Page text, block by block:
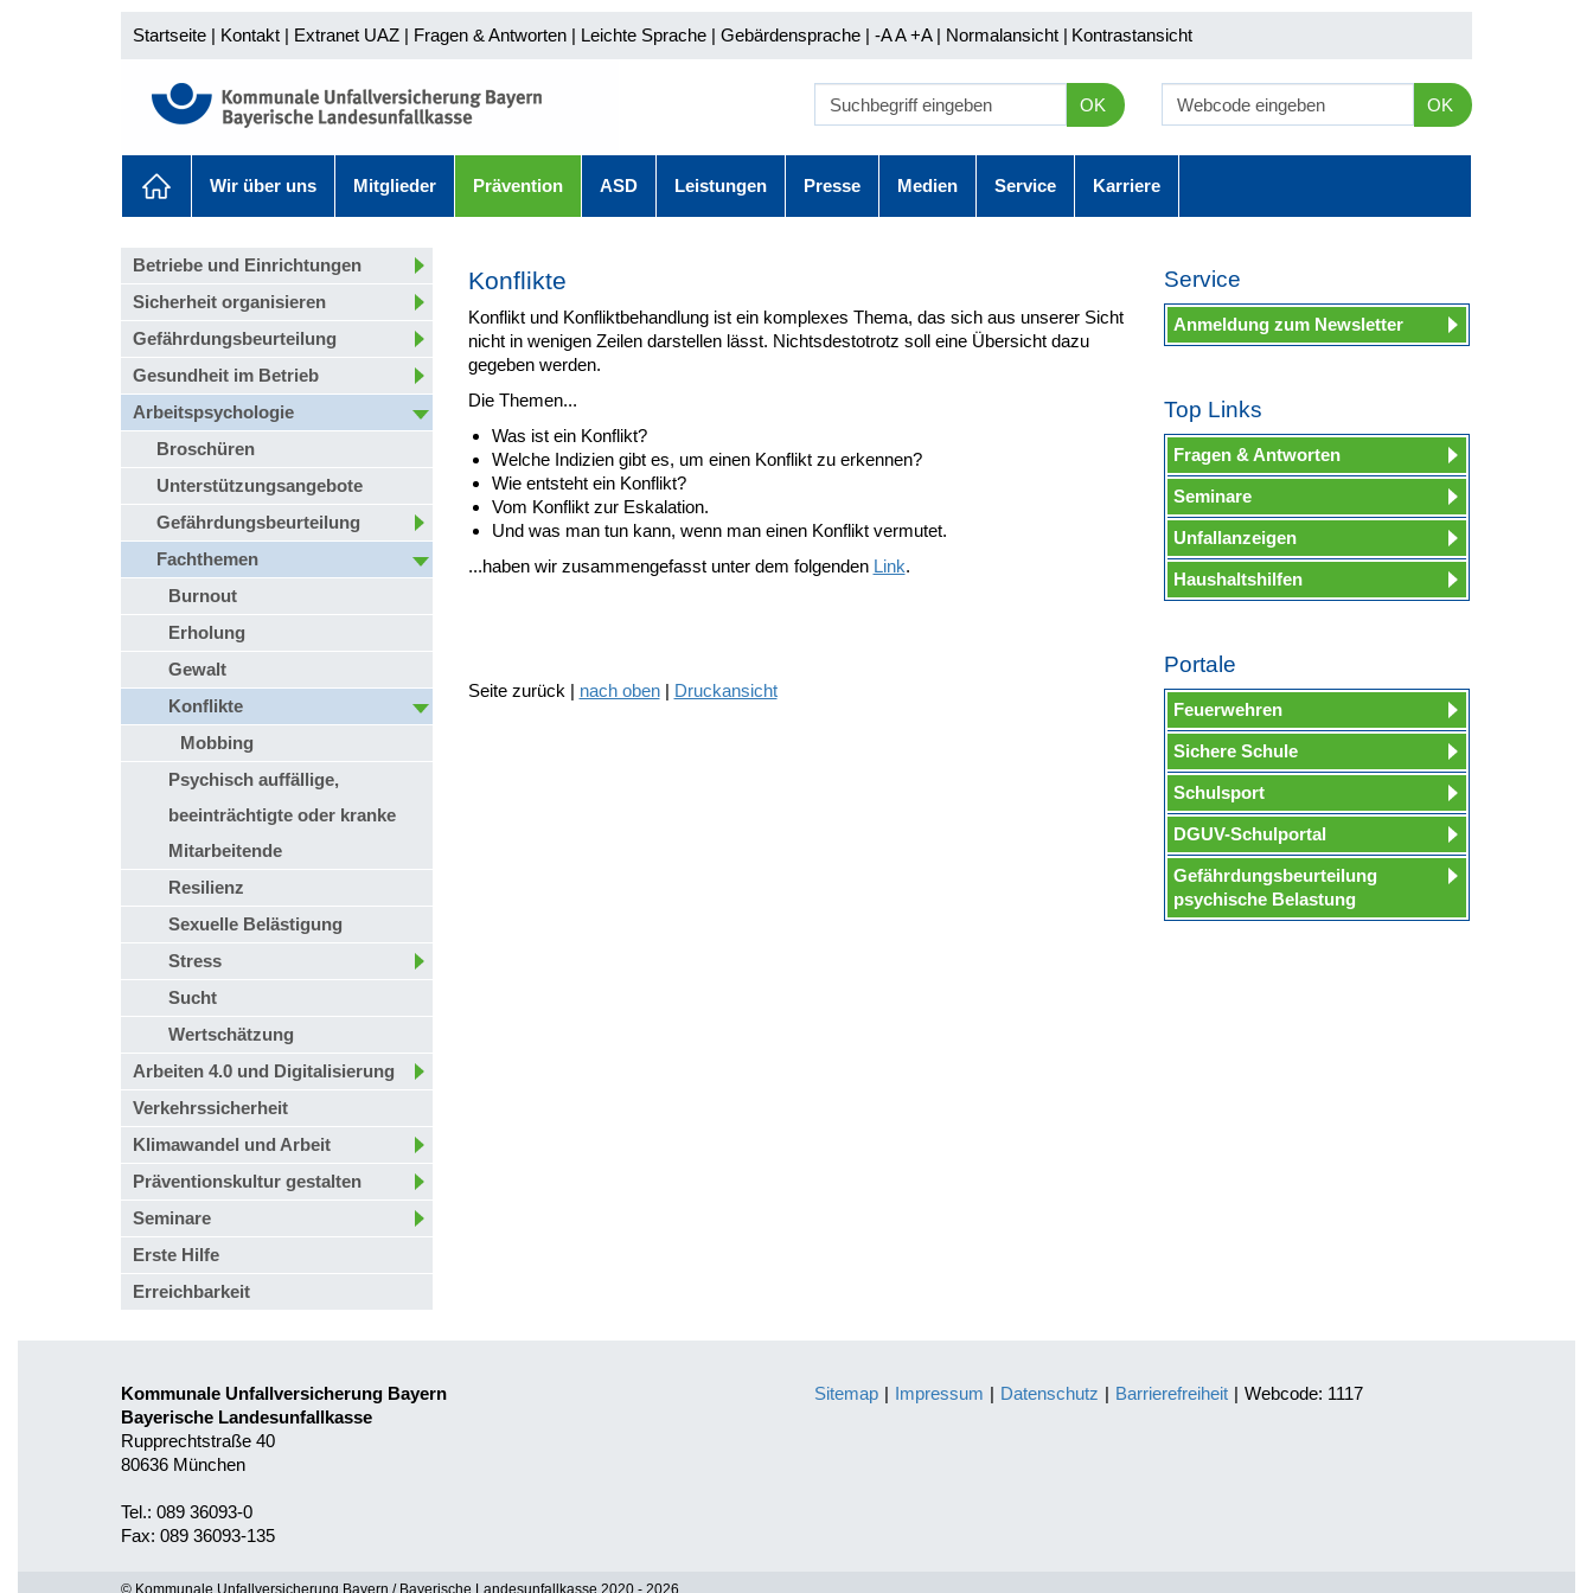
Startseite | Kontakt | Extranet UAZ | Fragen & Antworten | Leichte Sprache | Gebärdensprache | -A A+A | Normalansicht | Kontrastansicht
OK OK
Wir über uns Mitglieder Prävention ASD Leistungen Presse Medien Service Karriere
Betriebe und Einrichtungen
Sicherheit organisieren
Gefährdungsbeurteilung
Gesundheit im Betrieb
Arbeitspsychologie
Broschüren
Unterstützungsangebote
Gefährdungsbeurteilung
Fachthemen
Burnout
Erholung
Gewalt
Konflikte
Mobbing
Psychisch auffällige,
beeinträchtigte oder kranke
Mitarbeitende
Resilienz
Sexuelle Belästigung
Stress
Sucht
Wertschätzung
Arbeiten 4.0 und Digitalisierung
Verkehrssicherheit
Klimawandel und Arbeit
Präventionskultur gestalten
Seminare
Erste Hilfe
Erreichbarkeit
Konflikte
Konflikt und Konfliktbehandlung ist ein komplexes Thema, das sich aus unserer Sicht
nicht in wenigen Zeilen darstellen lässt. Nichtsdestotrotz soll eine Übersicht dazu
gegeben werden.
Die Themen...
Was ist ein Konflikt?
Welche Indizien gibt es, um einen Konflikt zu erkennen?
Wie entsteht ein Konflikt?
Vom Konflikt zur Eskalation.
Und was man tun kann, wenn man einen Konflikt vermutet.
...haben wir zusammengefasst unter dem folgenden Link.
Seite zurück | nach oben| Druckansicht
Service
Anmeldung zum Newsletter
Top Links
Fragen & Antworten
Seminare
Unfallanzeigen
Haushaltshilfen
Portale
Feuerwehren
Sichere Schule
Schulsport
DGUV-Schulportal
Gefährdungsbeurteilung
psychische Belastung
Kommunale Unfallversicherung Bayern
Bayerische Landesunfallkasse
Rupprechtstraße 40
80636 München
Tel.: 089 36093-0
Fax: 089 36093-135
Sitemap | Impressum | Datenschutz | Barrierefreiheit | Webcode: 1117
© Kommunale Unfallversicherung Bayern / Bayerische Landesunfallkasse 2020 - 2026